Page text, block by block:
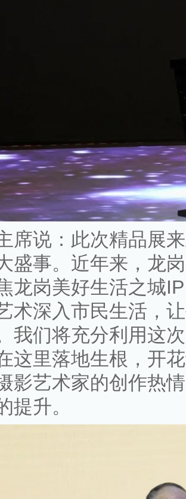
席说：此次精品展
盛事。近年来，龙
龙岗美好生活之城
术深入市民生活，
我们将充分利用这
这里落地生根，开
影艺术家的创作热
提升。